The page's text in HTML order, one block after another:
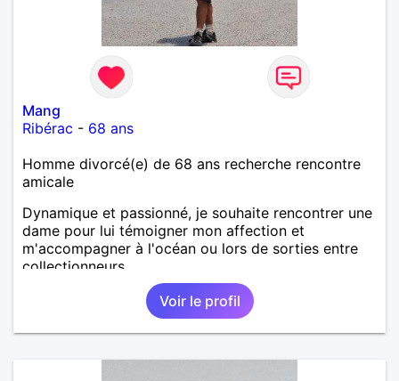
Mang
Ribérac - 68 ans
Homme divorcé(e) de 68 ans recherche rencontre
amicale
Dynamique et passionné, je souhaite rencontrer une
dame pour lui témoigner mon affection et
m'accompagner à l'océan ou lors de sorties entre
collectionneurs.
Voir le profil